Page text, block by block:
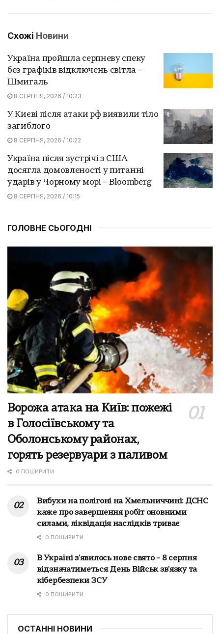
Схожі Новини
Україна пройшла серпневу спеку
без графіків відключень світла –
Шмигаль
8 СЕРПНЯ, 2026 / 10:23
У Києві після атаки рф виявили тіло
загиблого
8 СЕРПНЯ, 2026 / 10:22
Україна після зустрічі з США
досягла домовленості у питанні
ударів у Чорному морі – Bloomberg
8 СЕРПНЯ, 2026 / 10:15
ГОЛОВНЕ СЬОГОДНІ
Ворожа атака на Київ: пожежі
в Голосіївському та
Оболонському районах,
горять резервуари з паливом
0 ПОШИРИТИ
Вибухи на полігоні на Хмельниччині: ДСНС
каже про завершення робіт оновними
силами, ліквідація наслідків триває
0 ПОШИРИТИ
В Україні з'явилось нове свято – 8 серпня
відзначатиметься День Військ зв'язку та
кібербезпеки ЗСУ
0 ПОШИРИТИ
ОСТАННІ НОВИНИ